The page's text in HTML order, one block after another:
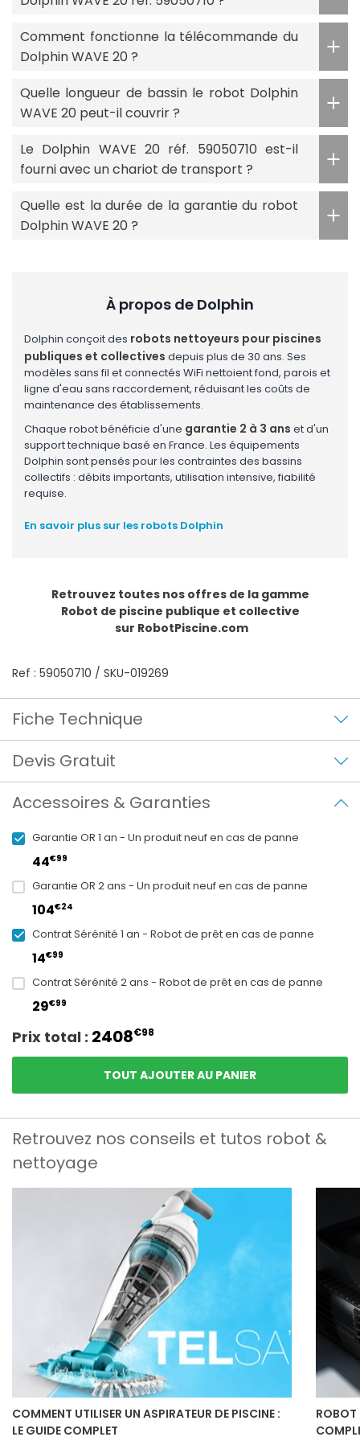
Comment fonctionne la télécommande du
Dolphin WAVE 20 ?
Quelle longueur de bassin le robot Dolphin
WAVE 20 peut-il couvrir ?
Le Dolphin WAVE 20 réf. 59050710 est-il
fourni avec un chariot de transport ?
Quelle est la durée de la garantie du robot
Dolphin WAVE 20 ?
À propos de Dolphin
Dolphin conçoit des robots nettoyeurs pour piscines
publiques et collectives depuis plus de 30 ans. Ses
modèles sans fil et connectés WiFi nettoient fond, parois et
ligne d'eau sans raccordement, réduisant les coûts de
maintenance des établissements.
Chaque robot bénéficie d'une garantie 2 à 3 ans et d'un
support technique basé en France. Les équipements
Dolphin sont pensés pour les contraintes des bassins
collectifs : débits importants, utilisation intensive, fiabilité
requise.
En savoir plus sur les robots Dolphin
Retrouvez toutes nos offres de la gamme
Robot de piscine publique et collective
sur RobotPiscine.com
Ref : 59050710 / SKU-019269
Fiche Technique
Devis Gratuit
Accessoires & Garanties
Garantie OR 1 an - Un produit neuf en cas de panne
44€99
Garantie OR 2 ans - Un produit neuf en cas de panne
104€24
Contrat Sérénité 1 an - Robot de prêt en cas de panne
14€99
Contrat Sérénité 2 ans - Robot de prêt en cas de panne
29€99
Prix total : 2408€98
TOUT AJOUTER AU PANIER
Retrouvez nos conseils et tutos robot &
nettoyage
COMMENT UTILISER UN ASPIRATEUR DE PISCINE :
LE GUIDE COMPLET
ROBOT